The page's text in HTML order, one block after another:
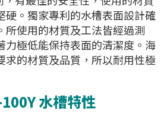
硬。獨家專利的水槽表面設計確
所使用的材質及工法皆經過測
力極低能保持表面的清潔度。海
求的材質及品質，所以耐用性極
水槽特性